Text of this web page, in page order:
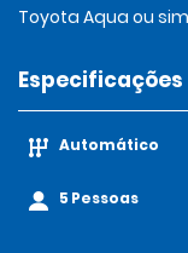
Toyota Aqua ou
Especificações
Automático
5 Pessoas